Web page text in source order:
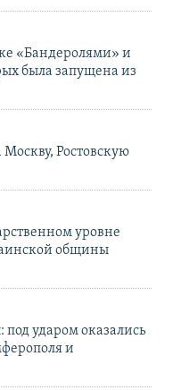
«Бандеролями» и
была запущена из
Ростовскую
уровне
общины
ударом оказались
и